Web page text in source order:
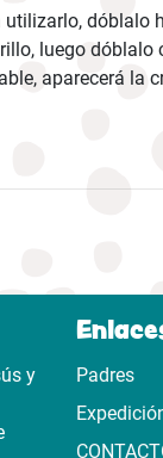
utilizarlo, dóblalo
luego dóblalo
aparecerá la
y
Padres